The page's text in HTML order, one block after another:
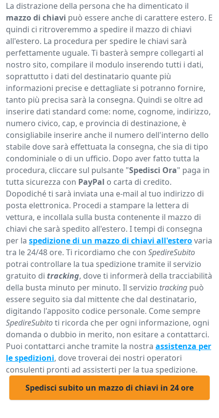
La distrazione della persona che ha dimenticato il
mazzo di chiavi può essere anche di carattere estero. E
quindi ci ritroveremmo a spedire il mazzo di chiavi
all'estero. La procedura per spedire le chiavi sarà
perfettamente uguale. Ti basterà sempre collegarti al
nostro sito, compilare il modulo inserendo tutti i dati,
soprattutto i dati del destinatario quante più
informazioni precise e dettagliate si potranno fornire,
tanto più precisa sarà la consegna. Quindi se oltre ad
inserire dati standard come: nome, cognome, indirizzo,
numero civico, cap, e provincia di destinazione, è
consigliabile inserire anche il numero dell'interno dello
stabile dove sarà effettuata la consegna, che sia di tipo
condominiale o di un ufficio. Dopo aver fatto tutta la
procedura, cliccare sul pulsante "Spedisci Ora" paga in
tutta sicurezza con PayPal o carta di credito.
Dopodiché ti sarà inviata una e-mail al tuo indirizzo di
posta elettronica. Procedi a stampare la lettera di
vettura, e incollala sulla busta contenente il mazzo di
chiavi che sarà spedito all'estero. I tempi di consegna
per la spedizione di un mazzo di chiavi all'esterovaria
tra le 24/48 ore. Ti ricordiamo che con SpedireSubito
potrai controllare la tua spedizione tramite il servizio
gratuito di tracking, dove ti informerà della tracciabilità
della busta minuto per minuto. Il servizio tracking può
essere seguito sia dal mittente che dal destinatario,
digitando l'apposito codice personale. Come sempre
SpedireSubitoti ricorda che per ogni informazione, ogni
domanda o dubbio in merito, non esitare a contattarci.
Puoi contattarci anche tramite la nostra assistenza per
le spedizioni, dove troverai dei nostri operatori
consulenti pronti ad assisterti per la tua spedizione.
Spedisci subito un mazzo di chiavi in 24 ore